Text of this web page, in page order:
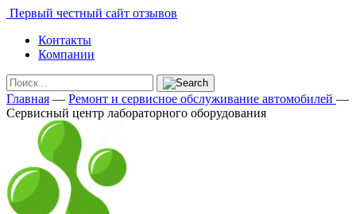
Первый честный сайт отзывов
Контакты
Компании
Главная — Ремонт и сервисное обслуживание автомобилей —
Сервисный центр лабораторного оборудования